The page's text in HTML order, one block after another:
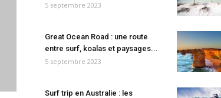
5 septembre 2023
Great Ocean Road : une route
entre surf, koalas et paysages...
5 septembre 2023
Surf trip en Australie : les